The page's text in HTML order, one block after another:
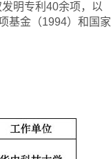
明专利40余项，以
基金（1994）和国家